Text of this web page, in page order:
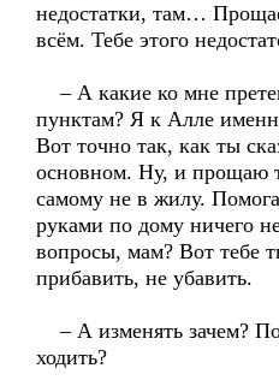
недостатки, там…
всём. Тебе этого
– А какие ко мне
пунктам? Я к Алле
Вот точно так, как ты
основном. Ну, и прощаю
самому не в жилу.
руками по дому ничего
вопросы, мам? Вот тебе
прибавить, не убавить.
– А изменять зачем?
ходить?